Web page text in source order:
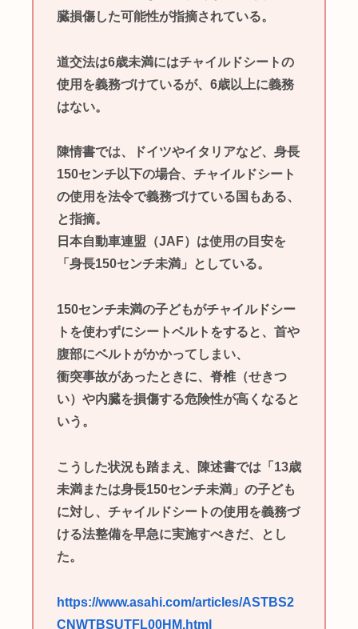
臓損傷した可能性が指摘されている。
道交法は6歳未満にはチャイルドシートの
使用を義務づけているが、6歳以上に義務
はない。
陳情書では、ドイツやイタリアなど、身長
150センチ以下の場合、チャイルドシート
の使用を法令で義務づけている国もある、
と指摘。
日本自動車連盟（JAF）は使用の目安を
「身長150センチ未満」としている。
150センチ未満の子どもがチャイルドシー
トを使わずにシートベルトをすると、首や
腹部にベルトがかかってしまい、
衝突事故があったときに、脊椎（せきつ
い）や内臓を損傷する危険性が高くなると
いう。
こうした状況も踏まえ、陳述書では「13歳
未満または身長150センチ未満」の子ども
に対し、チャイルドシートの使用を義務づ
ける法整備を早急に実施すべきだ、とし
た。
https://www.asahi.com/articles/ASTBS2
CNWTBSUTFL00HM.html